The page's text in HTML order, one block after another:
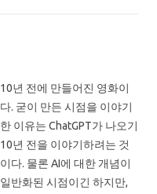
10년 전에 만들어진 영화이
다. 굳이 만든 시점을 이야기
한 이유는 ChatGPT가 나오기
10년 전을 이야기하려는 것
이다. 물론 AI에 대한 개념이
일반화된 시점이긴 하지만,